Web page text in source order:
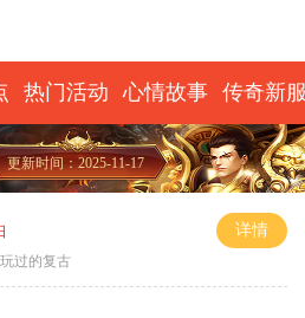
热门活动 心情故事 传奇新
更新时间：2025-11-17
过的复古
详情